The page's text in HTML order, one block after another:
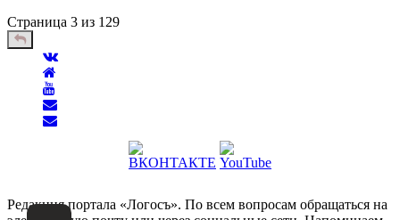
Страница 3 из 129
Редакция портала «Логосъ». По всем вопросам обращаться на